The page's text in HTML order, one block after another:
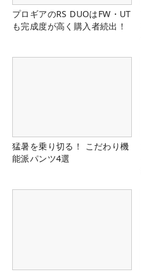
プロギアのRS DUOはFW・UT
も完成度が高く購入者続出！
猛暑を乗り切る！ こだわり機
能派パンツ4選